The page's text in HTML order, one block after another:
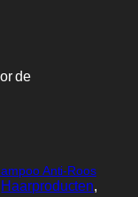
de
Anti-Roos
Haarproducten